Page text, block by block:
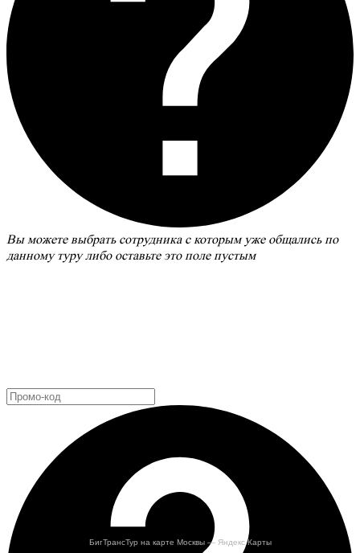
БигТрансТур на карте Москвы — Яндекс Карты
Вы можете выбрать сотрудника с которым уже общались по
данному туру либо оставьте это поле пустым